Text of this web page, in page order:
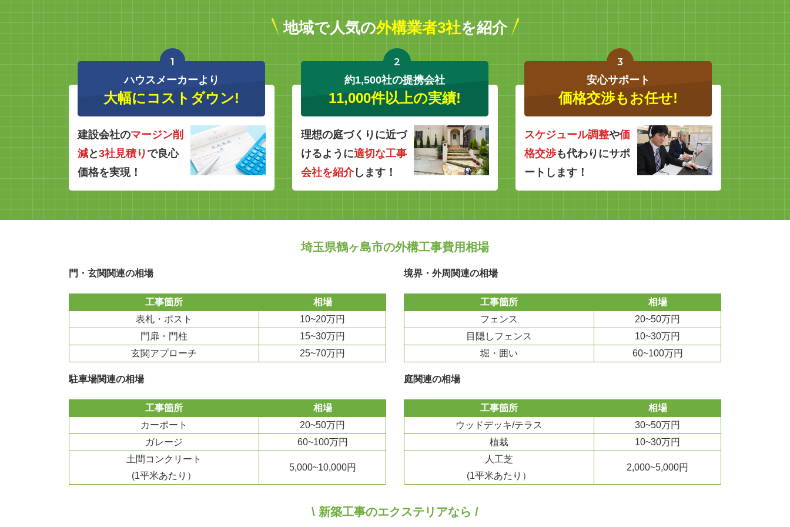
地域で人気の外構業者3社を紹介
1
ハウスメーカーより
大幅にコストダウン!
建設会社のマージン削
減と3社見積り で良心
価格を実現！
2
約1,500社の提携会社
11,000件以上の実績!
理想の庭づくりに近づ
けるように適切な工事
会社を紹介します！
3
安心サポート
価格交渉もお任せ!
スケジュール調整や価
格交渉も代わりにサポ
ートします！
埼玉県鶴ヶ島市の外構工事費用相場
門・玄関関連の相場
工事箇所
相場
表札・ポスト
10~20万円
門扉・門柱
15~30万円
玄関アプローチ
25~70万円
境界・外周関連の相場
工事箇所
相場
フェンス
20~50万円
目隠しフェンス
10~30万円
堀・囲い
60~100万円
駐車場関連の相場
工事箇所
相場
カーポート
20~50万円
ガレージ
60~100万円
土間コンクリート
(1平米あたり）
5,000~10,000円
庭関連の相場
工事箇所
相場
ウッドデッキ/テラス
30~50万円
植栽
10~30万円
人工芝
(1平米あたり）
2,000~5,000円
\ 新築工事のエクステリアなら /